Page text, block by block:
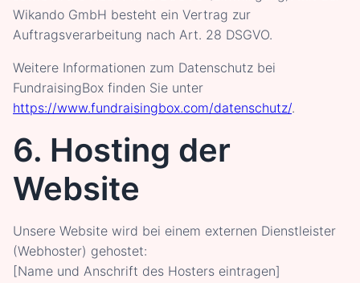
Wikando GmbH besteht ein Vertrag zur
Auftragsverarbeitung nach Art. 28 DSGVO.
Weitere Informationen zum Datenschutz bei
FundraisingBox finden Sie unter
https://www.fundraisingbox.com/datenschutz/.
6. Hosting der
Website
Unsere Website wird bei einem externen Dienstleister
(Webhoster) gehostet:
[Name und Anschrift des Hosters eintragen]